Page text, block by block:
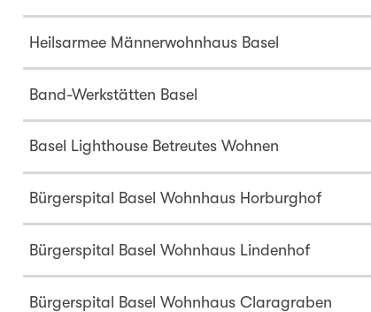
Heilsarmee Männerwohnhaus Basel
Band-Werkstätten Basel
Basel Lighthouse Betreutes Wohnen
Bürgerspital Basel Wohnhaus Horburghof
Bürgerspital Basel Wohnhaus Lindenhof
Bürgerspital Basel Wohnhaus Claragraben